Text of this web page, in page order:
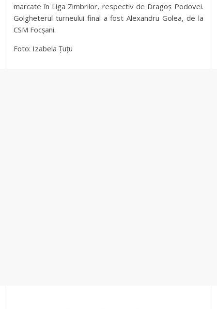
marcate în Liga Zimbrilor, respectiv de Dragoș Podovei.
Golgheterul turneului final a fost Alexandru Golea, de la
CSM Focșani.
Foto: Izabela Țuțu